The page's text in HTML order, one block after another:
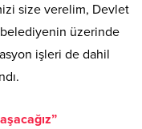
size verelim, Devlet
belediyenin üzerinde
işleri de dahil